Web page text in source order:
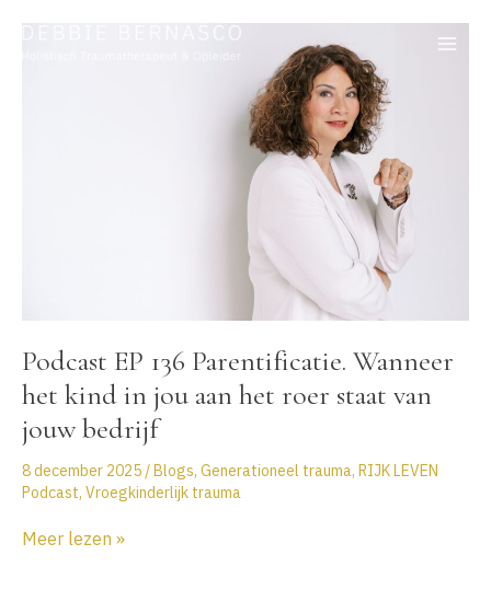
Podcast EP 136 Parentificatie. Wanneer
het kind in jou aan het roer staat van
jouw bedrijf
8 december 2025 /Blogs, Generationeel trauma, RIJK LEVEN
Podcast, Vroegkinderlijk trauma
Podcast
Meer lezen »